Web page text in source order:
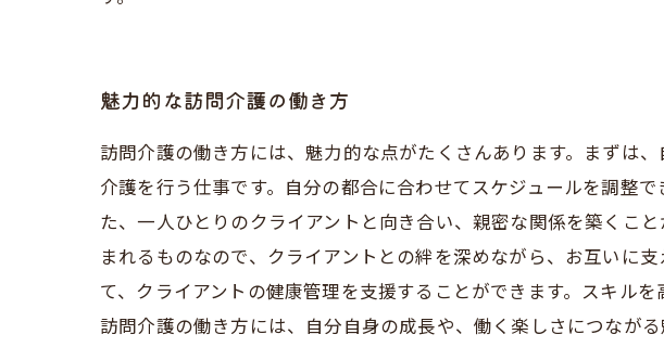
魅力的な訪問介護の働き方
訪問介護の働き方には、魅力的な点がたくさんあります。まずは
介護を行う仕事です。自分の都合に合わせてスケジュールを調整
た、一人ひとりのクライアントと向き合い、親密な関係を築くこ
まれるものなので、クライアントとの絆を深めながら、お互いに
て、クライアントの健康管理を支援することができます。スキル
訪問介護の働き方には、自分自身の成長や、働く楽しさにつながる